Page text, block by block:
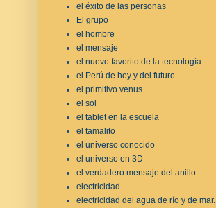
el éxito de las personas
El grupo
el hombre
el mensaje
el nuevo favorito de la tecnología
el Perú de hoy y del futuro
el primitivo venus
el sol
el tablet en la escuela
el tamalito
el universo conocido
el universo en 3D
el verdadero mensaje del anillo
electricidad
electricidad del agua de río y de mar.